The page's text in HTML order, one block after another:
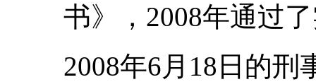
书》，2008年通过
2008年6月18日的